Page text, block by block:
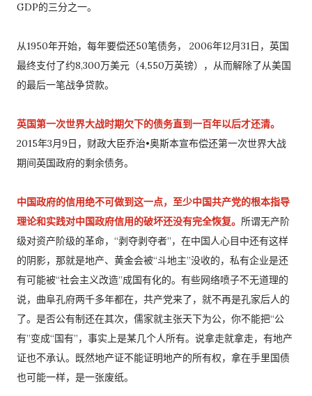
GDP的三分之一。
从1950年开始，每年要偿还50笔债务， 2006年12月31日，英国
最终支付了约8,300万美元（4,550万英镑），从而解除了从美国
的最后一笔战争贷款。
英国第一次世界大战时期欠下的债务直到一百年以后才还清。
2015年3月9日，财政大臣乔治•奥斯本宣布偿还第一次世界大战
期间英国政府的剩余债务。
中国政府的信用绝不可做到这一点，至少中国共产党的根本指导
理论和实践对中国政府信用的破坏还没有完全恢复。 所谓无产阶
级对资产阶级的革命，“剥夺剥夺者”，在中国人心目中还有这样
的阴影，那就是地产、黄金会被“斗地主”没收的，私有企业是还
有可能被“社会主义改造”成国有化的。有些网络喷子不无道理的
说，曲阜孔府两千多年都在，共产党来了，就不再是孔家后人的
了。是否公有制还在其次，儒家就主张天下为公，你不能把“公
有”变成“国有”，事实上是某几个人所有。说拿走就拿走，有地产
证也不承认。既然地产证不能证明地产的所有权，拿在手里国债
也可能一样，是一张废纸。